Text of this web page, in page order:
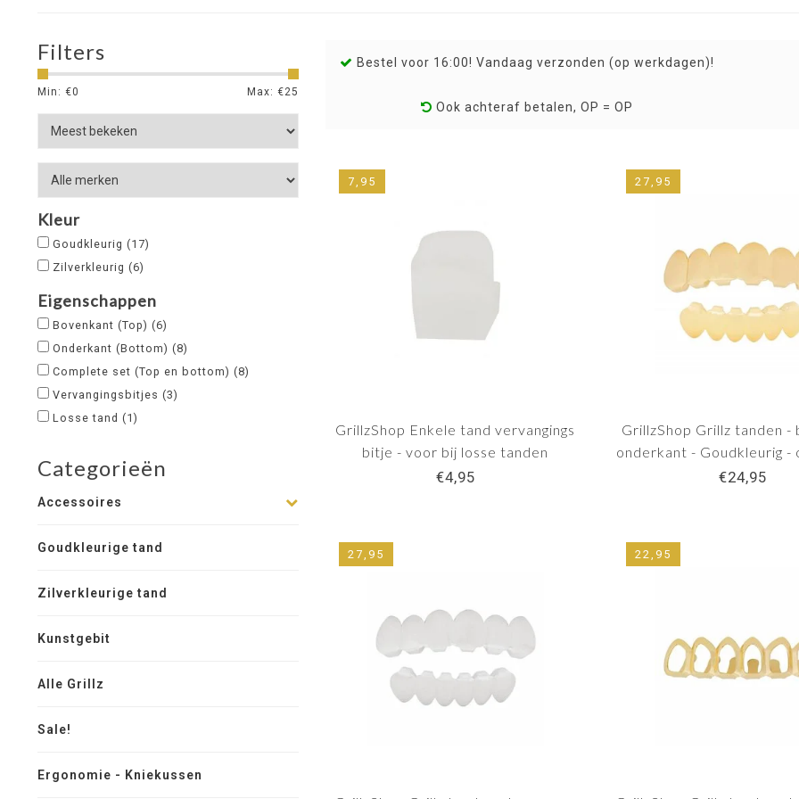
Filters
Min: €0 Max: €25
Kleur
Goudkleurig (17)
Zilverkleurig (6)
Eigenschappen
Bovenkant (Top) (6)
Onderkant (Bottom) (8)
Complete set (Top en bottom) (8)
Vervangingsbitjes (3)
Losse tand (1)
Categorieën
Accessoires
Goudkleurige tand
Zilverkleurige tand
Kunstgebit
Alle Grillz
Sale!
Ergonomie - Kniekussen
Bestel voor 16:00! Vandaag verzonden (op werkdagen)!
Ook achteraf betalen, OP = OP
7,95
GrillzShop Enkele tand vervangings
bitje - voor bij losse tanden
€4,95
27,95
GrillzShop Grillz tanden -
onderkant - Goudkleurig -
maken
€24,95
27,95 22,95